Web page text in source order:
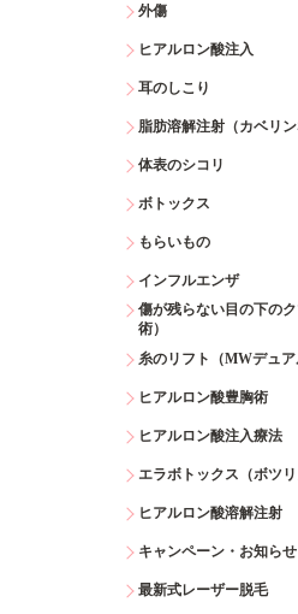
外傷
ヒアルロン酸注入
耳のしこり
脂肪溶解注射（カベリン
体表のシコリ
ボトックス
もらいもの
インフルエンザ
傷が残らない目の下の
術）
糸のリフト（MWデュア
ヒアルロン酸豊胸術
ヒアルロン酸注入療法
エラボトックス（ボツ
ヒアルロン酸溶解注射
キャンペーン・お知らせ
最新式レーザー脱毛